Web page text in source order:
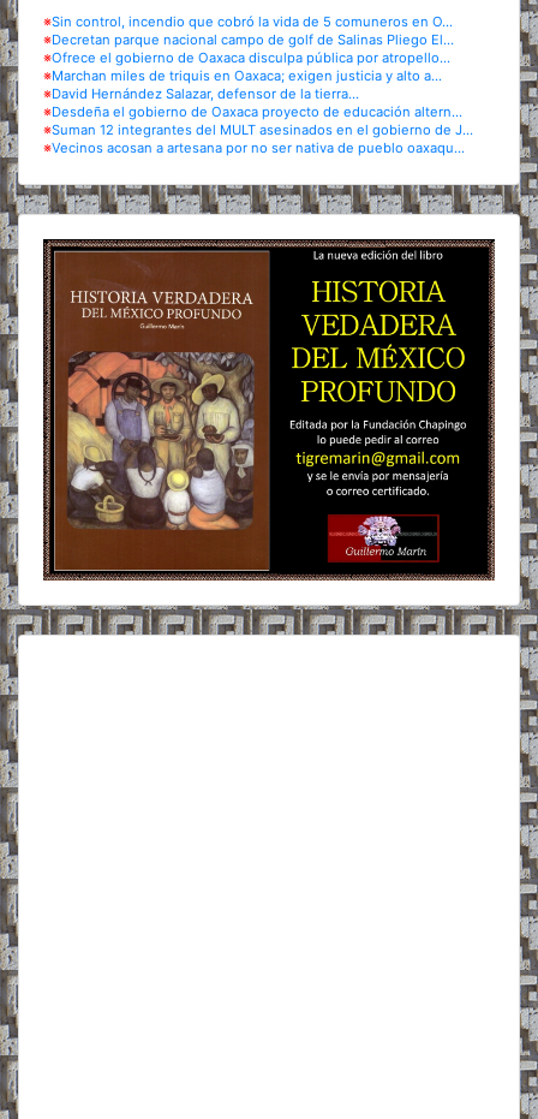
※Sin control, incendio que cobró la vida de 5 comuneros en O...
※Decretan parque nacional campo de golf de Salinas Pliego El...
※Ofrece el gobierno de Oaxaca disculpa pública por atropello...
※Marchan miles de triquis en Oaxaca; exigen justicia y alto a...
※David Hernández Salazar, defensor de la tierra...
※Desdeña el gobierno de Oaxaca proyecto de educación altern...
※Suman 12 integrantes del MULT asesinados en el gobierno de J...
※Vecinos acosan a artesana por no ser nativa de pueblo oaxaqu...